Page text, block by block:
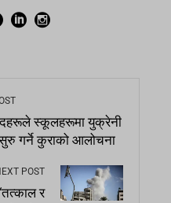
स्कूलहरूमा युक्रेनी
सुरु गर्ने कुराको आलोचना
POST
र